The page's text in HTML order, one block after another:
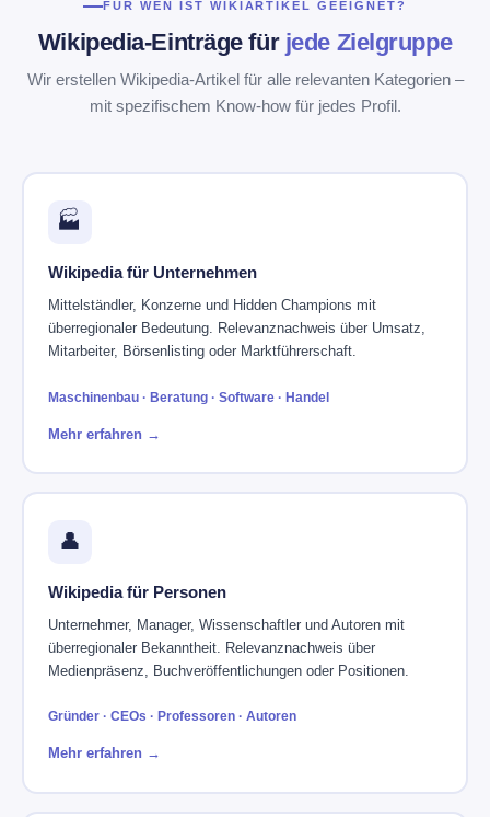
FÜR WEN IST WIKIARTIKEL GEEIGNET?
Wikipedia-Einträge für jede Zielgruppe
Wir erstellen Wikipedia-Artikel für alle relevanten Kategorien –
mit spezifischem Know-how für jedes Profil.
🏭
Wikipedia für Unternehmen
Mittelständler, Konzerne und Hidden Champions mit
überregionaler Bedeutung. Relevanznachweis über Umsatz,
Mitarbeiter, Börsenlisting oder Marktführerschaft.
Maschinenbau · Beratung · Software · Handel
Mehr erfahren →
👤
Wikipedia für Personen
Unternehmer, Manager, Wissenschaftler und Autoren mit
überregionaler Bekanntheit. Relevanznachweis über
Medienpräsenz, Buchveröffentlichungen oder Positionen.
Gründer · CEOs · Professoren · Autoren
Mehr erfahren →